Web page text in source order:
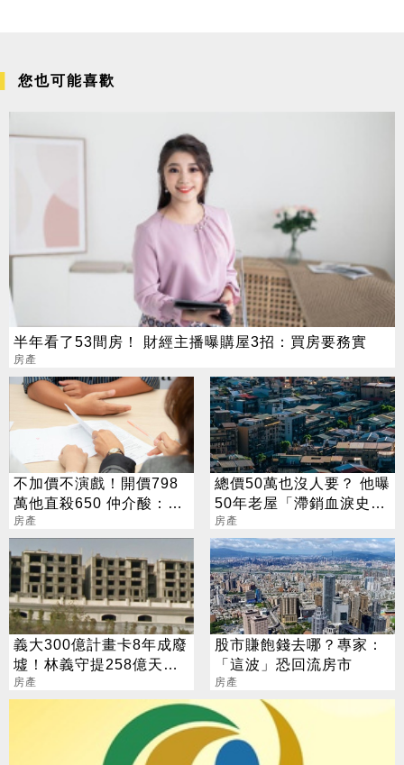
您也可能喜歡
半年看了53間房！ 財經主播曝購屋3招：買房要務實
房產
不加價不演戲！開價798
萬他直殺650 仲介酸：很
難相處
房產
總價50萬也沒人要？ 他曝
50年老屋「滯銷血淚史」
網戰翻
房產
義大300億計畫卡8年成廢
墟！林義守提258億天價
國賠
房產
股市賺飽錢去哪？專家：
「這波」恐回流房市
房產